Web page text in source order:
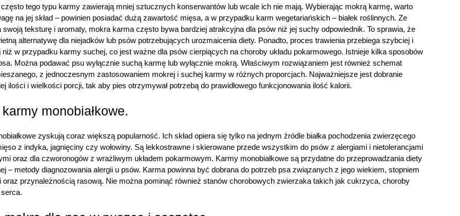
często tego typu karmy zawierają mniej sztucznych konserwantów lub wcale ich nie mają. Wybierając mokrą karmę, warto
na jej skład – powinien posiadać dużą zawartość mięsa, a w przypadku karm wegetariańskich – białek roślinnych. Ze
swoją teksturę i aromaty, mokra karma często bywa bardziej atrakcyjna dla psów niż jej suchy odpowiednik. To sprawia, że
alternatywę dla niejadków lub psów potrzebujących urozmaicenia diety. Ponadto, proces trawienia przebiega szybciej i
niż w przypadku karmy suchej, co jest ważne dla psów cierpiących na choroby układu pokarmowego. Istnieje kilka sposobów
Można podawać psu wyłącznie suchą karmę lub wyłącznie mokrą. Właściwym rozwiązaniem jest również schemat
z jednoczesnym zastosowaniem mokrej i suchej karmy w różnych proporcjach. Najważniejsze jest dobranie
ilości i wielkości porcji, tak aby pies otrzymywał potrzebą do prawidłowego funkcjonowania ilość kalorii.
monobiałkowe.
zyskują coraz większą popularność. Ich skład opiera się tylko na jednym źródle białka pochodzenia zwierzęcego
z indyka, jagnięciny czy wołowiny. Są lekkostrawne i skierowane przede wszystkim do psów z alergiami i nietolerancjami
oraz dla czworonogów z wrażliwym układem pokarmowym. Karmy monobiałkowe są przydatne do przeprowadzania diety
– metody diagnozowania alergii u psów. Karma powinna być dobrana do potrzeb psa związanych z jego wiekiem, stopniem
oraz przynależnością rasową. Nie można pominąć również stanów chorobowych zwierzaka takich jak cukrzyca, choroby